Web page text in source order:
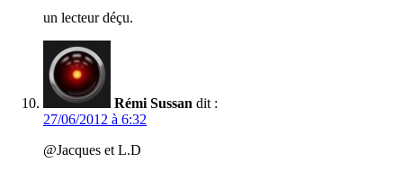
un lecteur déçu.
Rémi Sussan dit :
27/06/2012 à 6:32
@Jacques et L.D